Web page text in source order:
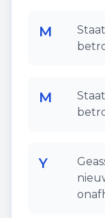
M
M
Y